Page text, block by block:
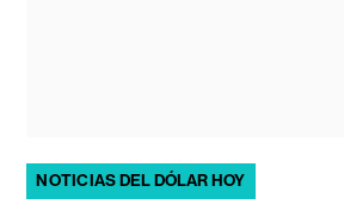
NOTICIAS DEL DÓLAR HOY